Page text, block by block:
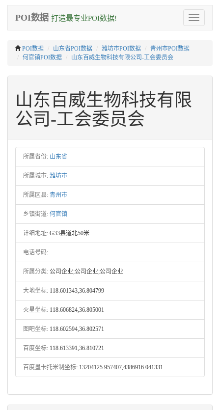
Toggle
navigation
POI数据 打造最专业POI数据!
POI数据 山东省POI数据 潍坊市POI数据
青州市POI数据
何官镇POI数据
山东百威生物科技有限公司-工会委员会
山东百威生物科技有限
公司-工会委员会
所属省份: 山东省
所属城市: 潍坊市
所属区县: 青州市
乡镇街道: 何官镇
详细地址: G33县道北50米
电话号码:
所属分类: 公司企业;公司企业;公司企业
大地坐标: 118.601343,36.804799
火星坐标: 118.606824,36.805001
图吧坐标: 118.602594,36.802571
百度坐标: 118.613391,36.810721
百度墨卡托米制坐标: 13204125.957407,4386916.041331